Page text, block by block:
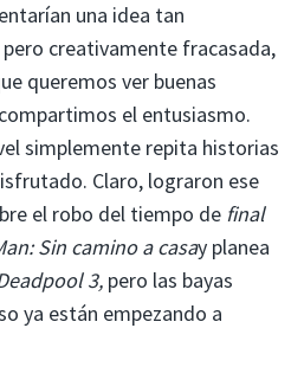
una idea tan
creativamente fracasada,
queremos ver buenas
el entusiasmo.
simplemente repita historias
Claro, lograron ese
el robo del tiempo de final
Sin camino a casay planea
3, pero las bayas
ya están empezando a